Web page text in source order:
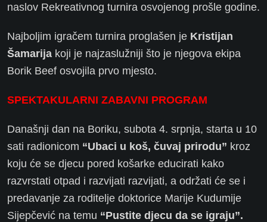
naslov Rekreativnog turnira osvojenog prošle godine.
Najboljim igračem turnira proglašen je Kristijan
Šamarija koji je najzaslužniji što je njegova ekipa
Borik Beef osvojila prvo mjesto.
SPEKTAKULARNI ZABAVNI PROGRAM
Današnji dan na Boriku, subota 4. srpnja, starta u 10
sati radionicom “Ubaci u koš, čuvaj prirodu” kroz
koju će se djecu pored košarke educirati kako
razvrstati otpad i razvijati razvijati, a održati će se i
predavanje za roditelje doktorice Marije Kudumije
Sijepčević na temu “Pustite djecu da se igraju”.